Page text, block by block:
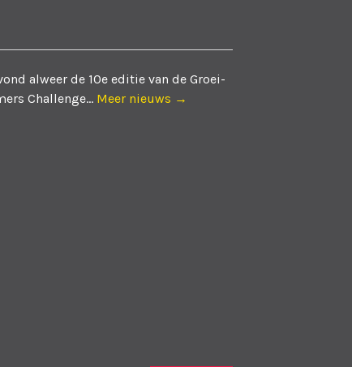
alweer de 10e editie van de Groei-
Challenge... Meer nieuws →